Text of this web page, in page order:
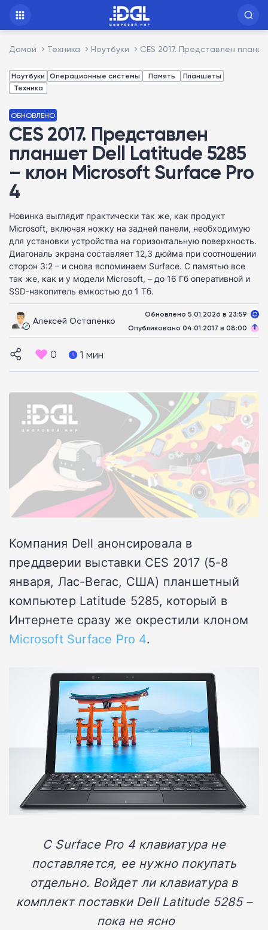
Домой Техника Ноутбуки CES 2017. Представлен
Ноутбуки Операционные системы Память
Планшеты
Техника
ОБНОВЛЕНО
CES 2017. Представлен
планшет Dell Latitude 5285
– клон Microsoft Surface Pro
4
Новинка выглядит практически так же, как продукт
Microsoft, включая ножку на задней панели, необходимую
для установки устройства на горизонтальную поверхность.
Диагональ экрана составляет 12,3 дюйма при соотношении
сторон 3:2 – и снова вспоминаем Surface. C памятью все
так же, как и у модели Microsoft, – до 16 Гб оперативной и
SSD-накопитель емкостью до 1 Тб.
Алексей Остапенко
Обновлено 5.01.2026 в 23:59
Опубликовано 04.01.2017 в 08:00
0 1 мин
Компания Dell анонсировала в
преддверии выставки CES 2017 (5-8
января, Лас-Вегас, США) планшетный
компьютер Latitude 5285, который в
Интернете сразу же окрестили клоном
Microsoft Surface Pro 4.
С Surface Pro 4 клавиатура не
поставляется, ее нужно покупать
отдельно. Войдет ли клавиатура в
комплект поставки Dell Latitude 5285–
пока не ясно